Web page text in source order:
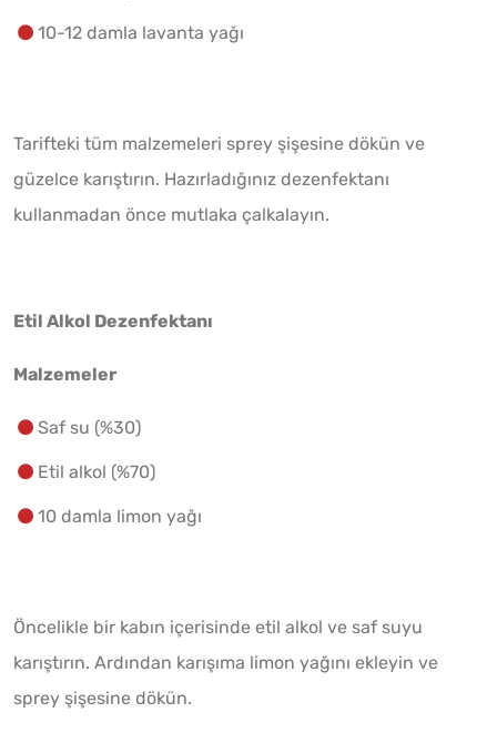
10-12 damla lavanta yağı
Tarifteki tüm malzemeleri sprey şişesine dökün ve
güzelce karıştırın. Hazırladığınız dezenfektanı
kullanmadan önce mutlaka çalkalayın.
Etil Alkol Dezenfektanı
Malzemeler
Saf su (%30)
Etil alkol (%70)
10 damla limon yağı
Öncelikle bir kabın içerisinde etil alkol ve saf suyu
karıştırın. Ardından karışıma limon yağını ekleyin ve
sprey şişesine dökün.